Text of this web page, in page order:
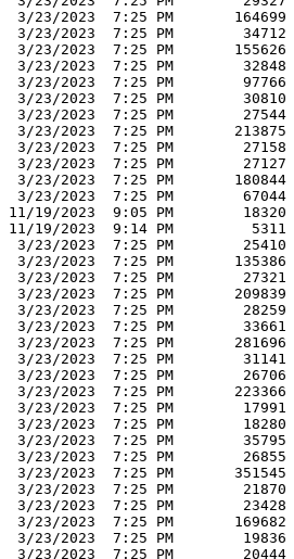
3/23/2023  7:25 PM       164699
3/23/2023  7:25 PM        34712
3/23/2023  7:25 PM       155626
3/23/2023  7:25 PM        32848
3/23/2023  7:25 PM        97766
3/23/2023  7:25 PM        30810
3/23/2023  7:25 PM        27544
3/23/2023  7:25 PM       213875
3/23/2023  7:25 PM        27158
3/23/2023  7:25 PM        27127
3/23/2023  7:25 PM       180844
3/23/2023  7:25 PM        67044
11/19/2023  9:05 PM        18320
11/19/2023  9:14 PM         5311
3/23/2023  7:25 PM        25410
3/23/2023  7:25 PM       135386
3/23/2023  7:25 PM        27321
3/23/2023  7:25 PM       209839
3/23/2023  7:25 PM        28259
3/23/2023  7:25 PM        33661
3/23/2023  7:25 PM       281696
3/23/2023  7:25 PM        31141
3/23/2023  7:25 PM        26706
3/23/2023  7:25 PM       223366
3/23/2023  7:25 PM        17991
3/23/2023  7:25 PM        18280
3/23/2023  7:25 PM        35795
3/23/2023  7:25 PM        26855
3/23/2023  7:25 PM       351545
3/23/2023  7:25 PM        21870
3/23/2023  7:25 PM        23428
3/23/2023  7:25 PM       169682
3/23/2023  7:25 PM        19836
3/23/2023  7:25 PM        20444